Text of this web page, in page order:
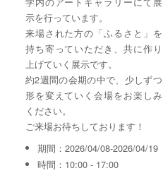
示を行っています。
来場された方の「ふるさと」を
持ち寄っていただき、共に作り
上げていく展示です。
約2週間の会期の中で、少しずつ
形を変えていく会場をお楽しみ
ください。
ご来場お待ちしております！
期間：2026/04/08-2026/04/19
時間：10:00 - 17:00